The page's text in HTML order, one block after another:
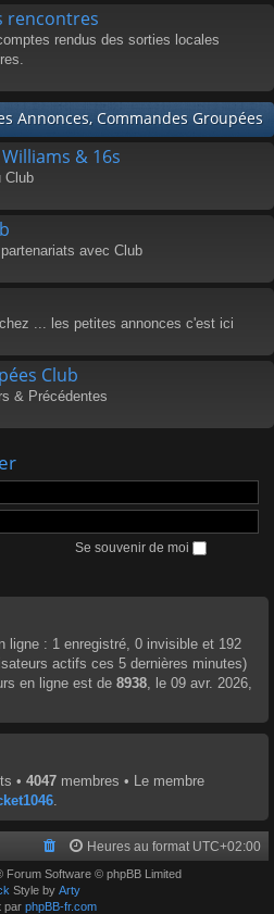
rencontres
rendus des sorties locales
Annonces, Commandes Groupées
& 16s
Club
avec Club
... les petites annonces c'est ici
Club
& Précédentes
Se souvenir de moi
ligne : 1 enregistré, 0 invisible et 192
actifs ces 5 dernières minutes)
en ligne est de 8938, le 09 avr. 2026,
• 4047 membres • Le membre
.
Heures au format UTC+02:00
Forum Software © phpBB Limited
Style by Arty
par phpBB-fr.com